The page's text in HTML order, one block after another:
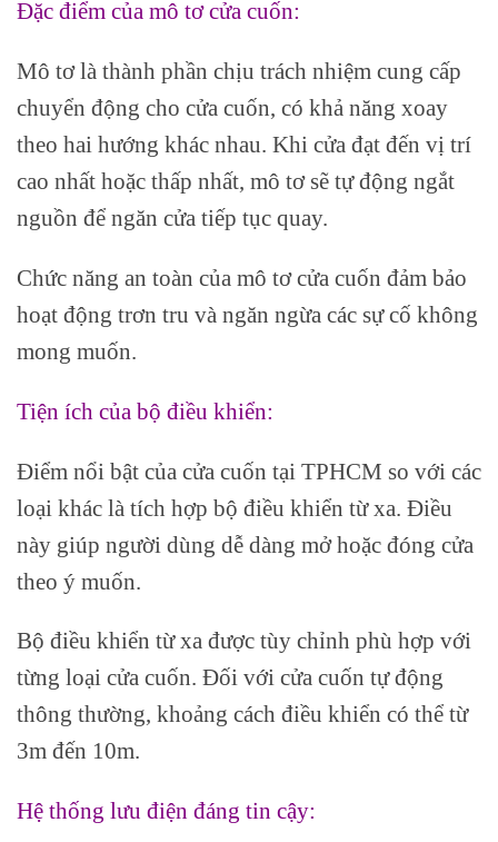
Đặc điểm của mô tơ cửa cuốn:
Mô tơ là thành phần chịu trách nhiệm cung cấp
chuyển động cho cửa cuốn, có khả năng xoay
theo hai hướng khác nhau. Khi cửa đạt đến vị trí
cao nhất hoặc thấp nhất, mô tơ sẽ tự động ngắt
nguồn để ngăn cửa tiếp tục quay.
Chức năng an toàn của mô tơ cửa cuốn đảm bảo
hoạt động trơn tru và ngăn ngừa các sự cố không
mong muốn.
Tiện ích của bộ điều khiển:
Điểm nổi bật của cửa cuốn tại TPHCM so với các
loại khác là tích hợp bộ điều khiển từ xa. Điều
này giúp người dùng dễ dàng mở hoặc đóng cửa
theo ý muốn.
Bộ điều khiển từ xa được tùy chỉnh phù hợp với
từng loại cửa cuốn. Đối với cửa cuốn tự động
thông thường, khoảng cách điều khiển có thể từ
3m đến 10m.
Hệ thống lưu điện đáng tin cậy: